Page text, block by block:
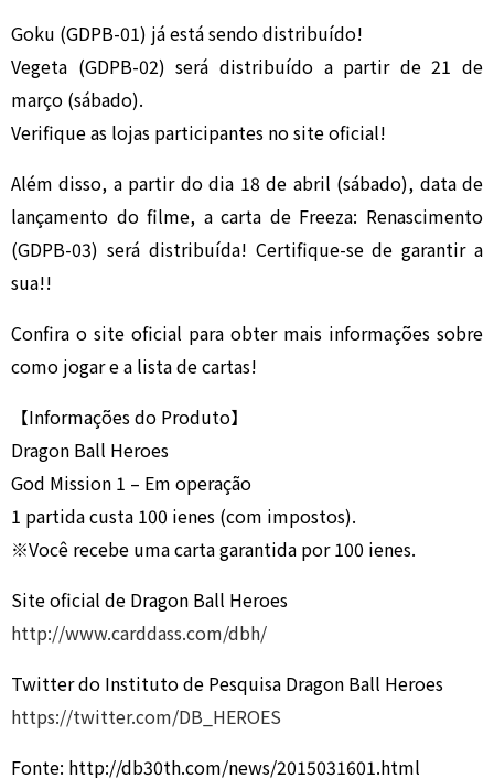
Goku (GDPB-01) já está sendo distribuído!
Vegeta (GDPB-02) será distribuído a partir de 21 de
março (sábado).
Verifique as lojas participantes no site oficial!
Além disso, a partir do dia 18 de abril (sábado), data de
lançamento do filme, a carta de Freeza: Renascimento
(GDPB-03) será distribuída! Certifique-se de garantir a
sua!!
Confira o site oficial para obter mais informações sobre
como jogar e a lista de cartas!
【Informações do Produto】
Dragon Ball Heroes
God Mission 1 – Em operação
1 partida custa 100 ienes (com impostos).
※Você recebe uma carta garantida por 100 ienes.
Site oficial de Dragon Ball Heroes
http://www.carddass.com/dbh/
Twitter do Instituto de Pesquisa Dragon Ball Heroes
https://twitter.com/DB_HEROES
Fonte: http://db30th.com/news/2015031601.html